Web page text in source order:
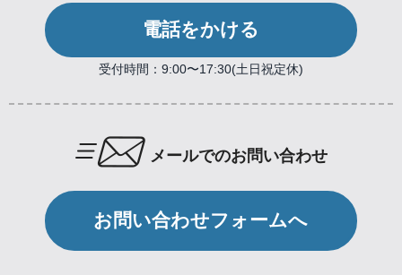
電話をかける
受付時間：9:00〜17:30(土日祝定休)
メールでのお問い合わせ
お問い合わせフォームへ